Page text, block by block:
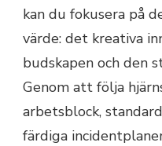
kan du fokusera på
värde: det kreativa
budskapen och den
Genom att följa
arbetsblock,
färdiga